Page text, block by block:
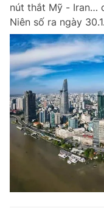
nút thắt Mỹ - Iran…
Niên số ra ngày